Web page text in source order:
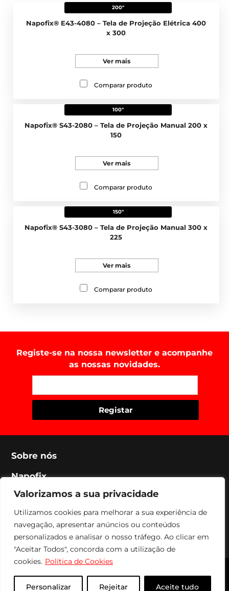
Valorizamos a sua privacidade
Utilizamos cookies para melhorar a sua experiência de
navegação, apresentar anúncios ou conteúdos
personalizados e analisar o nosso tráfego. Ao clicar em
"Aceitar Todos", concorda com a utilização de
cookies. Política de Cookies
Personalizar Rejeitar Aceite tudo
200"
Napofix® E43-4080 – Tela de Projeção Elétrica 400
x 300
Ver mais
Comparar produto
100"
Napofix® S43-2080 – Tela de Projeção Manual 200 x
150
Ver mais
Comparar produto
150"
Napofix® S43-3080 – Tela de Projeção Manual 300 x
225
Ver mais
Comparar produto
Registe-se na nossa newsletter e acompanhe
as nossas novidades.
Sobre nós
Napofix
Contactos
Legal
Social